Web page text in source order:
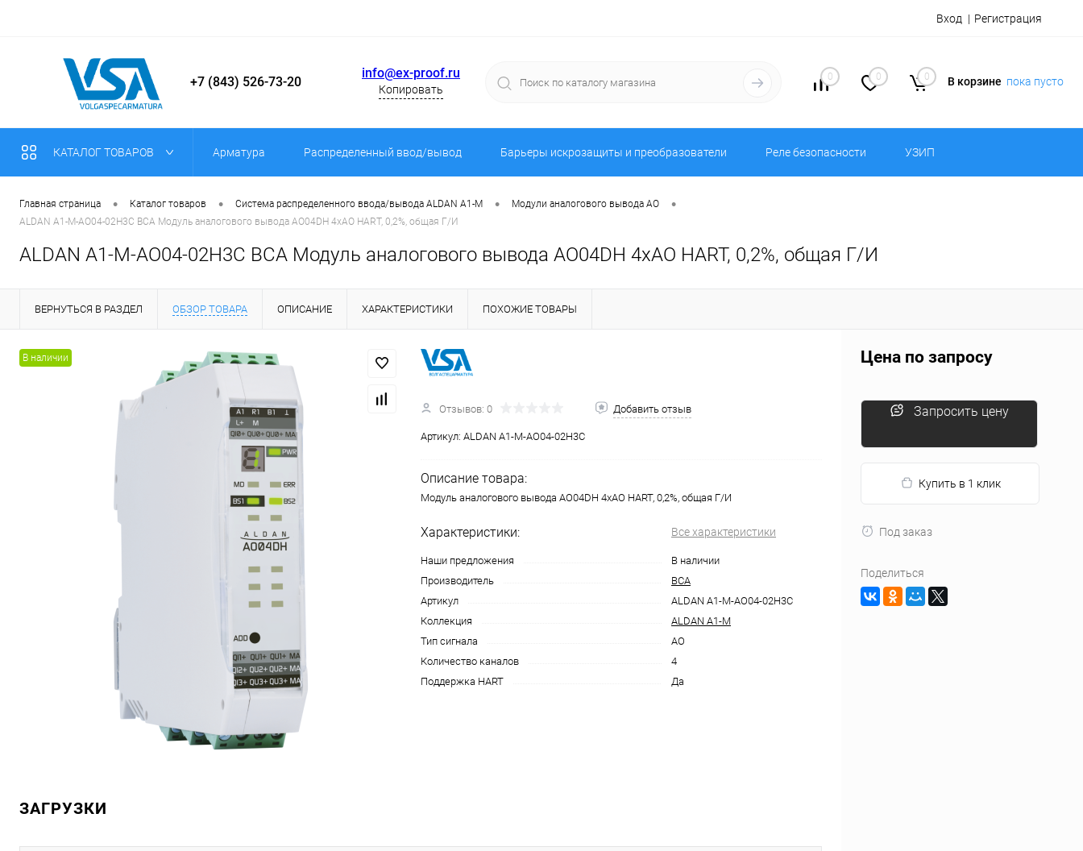
Вход Регистрация
+7 (843) 526-73-20
info@ex-proof.ru
Копировать
0 0 0 В корзине пока пусто
КАТАЛОГ ТОВАРОВ Арматура Распределенный ввод/вывод Барьеры искрозащиты и преобразователи Реле безопасности УЗИП
Главная страница • Каталог товаров • Система распределенного ввода/вывода ALDAN A1-M • Модули аналогового вывода AO •
ALDAN A1-M-AO04-02H3C ВСА Модуль аналогового вывода AO04DH 4хAO HART, 0,2%, общая Г/И
ALDAN A1-M-AO04-02H3C ВСА Модуль аналогового вывода AO04DH 4хAO HART, 0,2%, общая Г/И
ВЕРНУТЬСЯ В РАЗДЕЛ ОБЗОР ТОВАРА ОПИСАНИЕ ХАРАКТЕРИСТИКИ ПОХОЖИЕ ТОВАРЫ
В наличии
Отзывов: 0 Добавить отзыв
Артикул: ALDAN A1-M-AO04-02H3C
Описание товара:
Модуль аналогового вывода AO04DH 4хAO HART, 0,2%, общая Г/И
Характеристики: Все характеристики
Наши предложения
В наличии
Производитель
ВСА
Артикул
ALDAN A1-M-AO04-02H3C
Коллекция
ALDAN A1-M
Тип сигнала
AO
Количество каналов
4
Поддержка HART
Да
ЗАГРУЗКИ
Цена по запросу
Запросить цену
Купить в 1 клик
Под заказ
Поделиться